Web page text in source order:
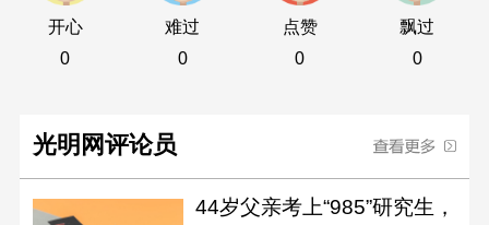
开心
0
难过
0
点赞
0
飘过
0
光明网评论员
44岁父亲考上“985”研究生，